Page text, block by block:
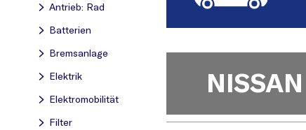
Antrieb: Rad
Batterien
Bremsanlage
Elektrik
Elektromobilität
Filter
NISSAN